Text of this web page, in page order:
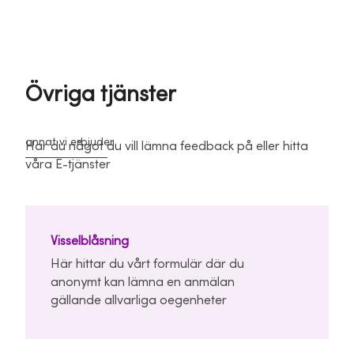
Övriga tjänster
annat vi erbjuder
Har du något du vill lämna feedback på eller hitta
våra E-tjänster
Visselblåsning
Här hittar du vårt formulär där du
anonymt kan lämna en anmälan
gällande allvarliga oegenheter